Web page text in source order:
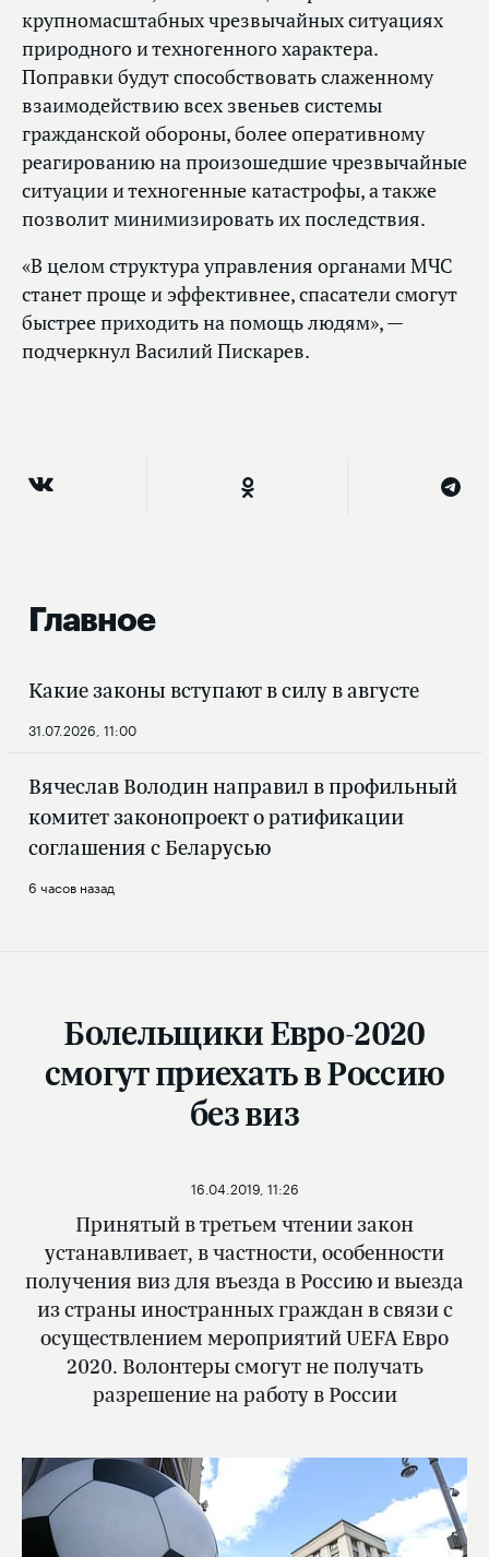
крупномасштабных чрезвычайных ситуациях
природного и техногенного характера.
Поправки будут способствовать слаженному
взаимодействию всех звеньев системы
гражданской обороны, более оперативному
реагированию на произошедшие чрезвычайные
ситуации и техногенные катастрофы, а также
позволит минимизировать их последствия.
«В целом структура управления органами МЧС
станет проще и эффективнее, спасатели смогут
быстрее приходить на помощь людям», —
подчеркнул Василий Пискарев.
Главное
Какие законы вступают в силу в августе
31.07.2026, 11:00
Вячеслав Володин направил в профильный
комитет законопроект о ратификации
соглашения с Беларусью
6 часов назад
Болельщики Евро-2020
смогут приехать в Россию
без виз
Принятый в третьем чтении закон
устанавливает, в частности, особенности
получения виз для въезда в Россию и выезда
из страны иностранных граждан в связи с
осуществлением мероприятий UEFA Евро
2020. Волонтеры смогут не получать
разрешение на работу в России
16.04.2019, 11:26